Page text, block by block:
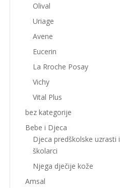
Olival
Uriage
Avene
Eucerin
La Rroche Posay
Vichy
Vital Plus
bez kategorije
Bebe i Djeca
Djeca predškolske uzrasti i
školarci
Njega dječije kože
Amsal